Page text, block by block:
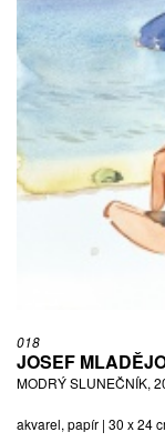
018
JOSEF
MODRÝ SLUNEČNÍK,
akvarel, papír | 30 x 24